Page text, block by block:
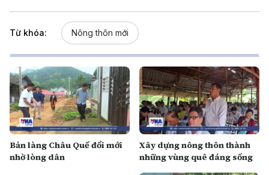
Từ khóa: Nông thôn mới
Bản làng Châu Quế đổi mới
nhờ lòng dân
Xây dựng nông thôn thành
những vùng quê đáng sống